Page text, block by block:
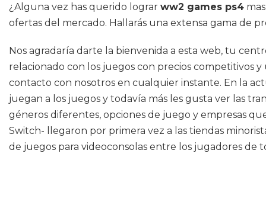
¿Alguna vez has querido lograr ww2 games ps4
ofertas del mercado. Hallarás una extensa gama de
Nos agradaría darte la bienvenida a esta web, tu
relacionado con los juegos con precios competitivos
contacto con nosotros en cualquier instante. En la
juegan a los juegos y todavía más les gusta ver las
géneros diferentes, opciones de juego y empresas
Switch- llegaron por primera vez a las tiendas
de juegos para videoconsolas entre los jugadores de